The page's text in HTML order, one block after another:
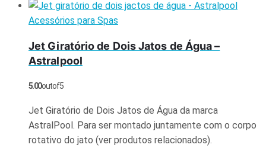
Acessórios para Spas
Jet Giratório de Dois Jatos de Água –
Astralpool
5.00out of 5
Jet Giratório de Dois Jatos de Água da marca
AstralPool. Para ser montado juntamente com o corpo
rotativo do jato (ver produtos relacionados).